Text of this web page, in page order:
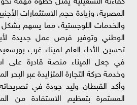
المصرية، وزيادة حجم الاستثمارات
والخدمات اللوجستية، مما يسهم
الوطني وتوفير فرص عمل جديدة
تحسين الأداء العام لميناء غرب
في جعل الميناء منصة قادرة على
وخدمة حركة التجارة المتزايدة عبر البحر
وأكد القبطان وليد جودة في
المستمرة بتعظيم الاستفادة من